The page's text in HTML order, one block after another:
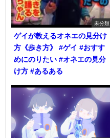
未分類
ゲイが教えるオネエの見分け
方《歩き方》 #ゲイ #おすす
めにのりたい #オネエの見分
け方 #あるある